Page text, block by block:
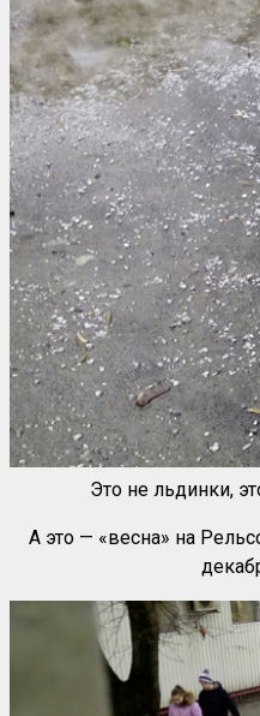
Это не льдинки,
А это — «весна» на